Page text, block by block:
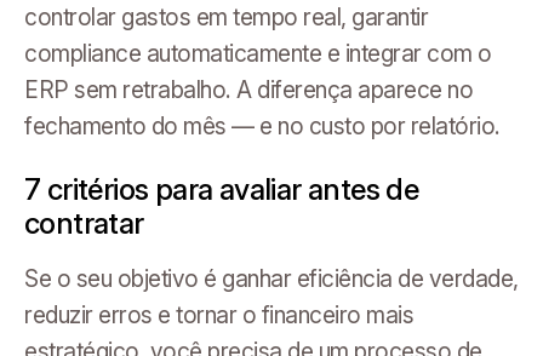
controlar gastos em tempo real, garantir
compliance automaticamente e integrar com o
ERP sem retrabalho. A diferença aparece no
fechamento do mês — e no custo por relatório.
7 critérios para avaliar antes de
contratar
Se o seu objetivo é ganhar eficiência de verdade,
reduzir erros e tornar o financeiro mais